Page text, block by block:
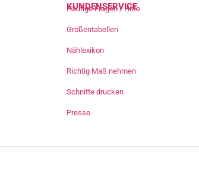
KUNDENSERVICE
Häufige Fragen / Hilfe
Größentabellen
Nählexikon
Richtig Maß nehmen
Schnitte drucken
Presse